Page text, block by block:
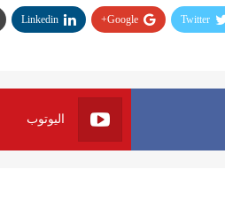
Twitter
Google+
Linkedin
اليوتوب